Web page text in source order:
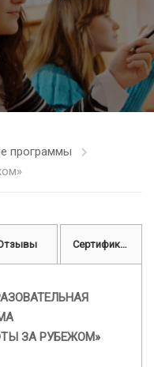
программы
Сертификат
ЗА РУБЕЖОМ»